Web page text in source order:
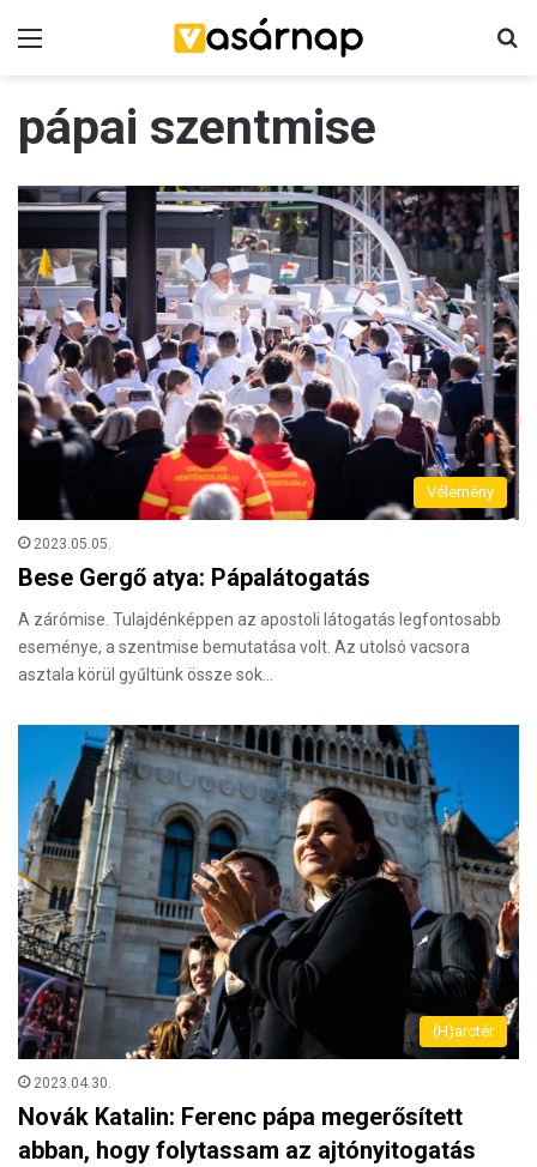
pápai szentmise
Vélemény
2023.05.05.
Bese Gergő atya: Pápalátogatás
A zárómise. Tulajdénképpen az apostoli látogatás legfontosabb
eseménye, a szentmise bemutatása volt. Az utolsó vacsora
asztala körül gyűltünk össze sok…
(H)arctér
2023.04.30.
Novák Katalin: Ferenc pápa megerősített
abban, hogy folytassam az ajtónyitogatás